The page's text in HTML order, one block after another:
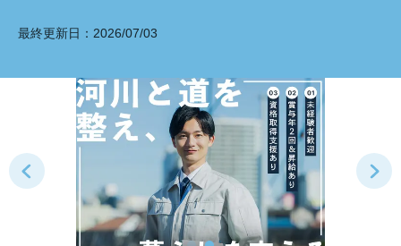
最終更新日： 2026/07/03